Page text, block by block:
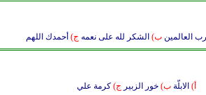
العالمين ب) الشكر لله على نعمه ج) أحمدك اللهم
أ) الابلّةب) خور الزبير ج) كرمة علي